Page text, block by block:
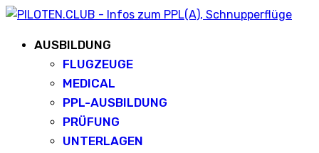
AUSBILDUNG
FLUGZEUGE
MEDICAL
PPL-AUSBILDUNG
PRÜFUNG
UNTERLAGEN